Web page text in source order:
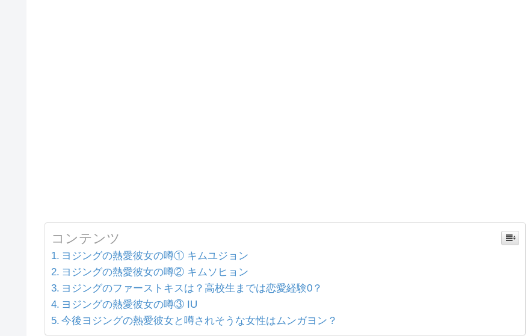
コンテンツ
ヨジングの熱愛彼女の噂① キムユジョン
ヨジングの熱愛彼女の噂② キムソヒョン
ヨジングのファーストキスは？高校生までは恋愛経験0？
ヨジングの熱愛彼女の噂③ IU
今後ヨジングの熱愛彼女と噂されそうな女性はムンガヨン？